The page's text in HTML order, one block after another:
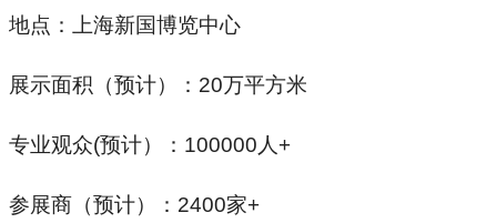
地点：上海新国博览中心
展示面积（预计）： 20万平方米
专业观众(预计）： 100000 人 +
参展商（预计）： 2400家+